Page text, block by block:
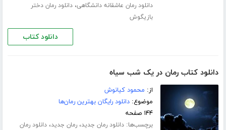
دانلود رمان عاشقانه دانشگاهی،دانلود رمان دختر
بازیگوش
دانلود کتاب
دانلود کتاب رمان در یک شب سیاه
از: محمود کیانوش
موضوع:دانلود رایگان بهترین رمان‌ها
۱۴۴ صفحه
برچسب‌ها:دانلود رمان جدید،رمان جدید،دانلود رمان